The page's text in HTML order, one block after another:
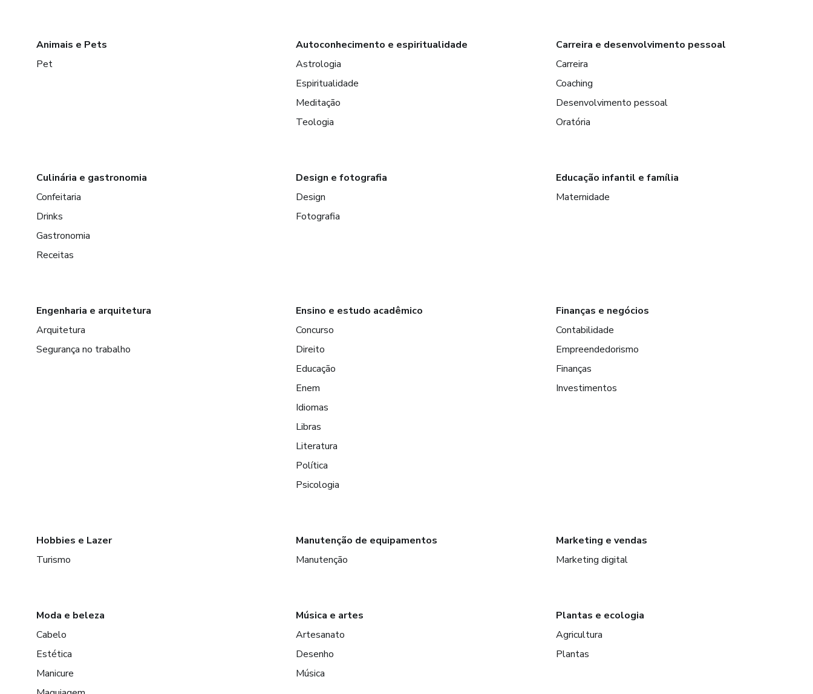
Animais e Pets
Pet
Autoconhecimento e espiritualidade
Astrologia
Espiritualidade
Meditação
Teologia
Carreira e desenvolvimento pessoal
Carreira
Coaching
Desenvolvimento pessoal
Oratória
Culinária e gastronomia
Confeitaria
Drinks
Gastronomia
Receitas
Design e fotografia
Design
Fotografia
Educação infantil e família
Maternidade
Engenharia e arquitetura
Arquitetura
Segurança no trabalho
Ensino e estudo acadêmico
Concurso
Direito
Educação
Enem
Idiomas
Libras
Literatura
Política
Psicologia
Finanças e negócios
Contabilidade
Empreendedorismo
Finanças
Investimentos
Hobbies e Lazer
Turismo
Manutenção de equipamentos
Manutenção
Marketing e vendas
Marketing digital
Moda e beleza
Cabelo
Estética
Manicure
Música e artes
Artesanato
Desenho
Música
Plantas e ecologia
Agricultura
Plantas